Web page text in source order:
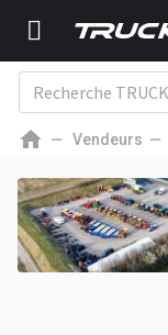
Vendeurs